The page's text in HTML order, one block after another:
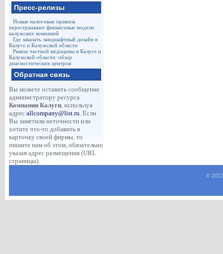
Пресс-релизы
Новые налоговые правила
перестраивают финансовые модели
калужских компаний
Где заказать ландшафтный дизайн в
Калуге и Калужской области
Рынок частной медицины в Калуге и
Калужской области: обзор
диагностических центров
Обратная связь
Вы можете оставить сообщение
администратору ресурса
Компании Калуги, используя
адрес allcompany@list.ru. Если
Вы заметили неточности или
хотите что-то добавить в
карточку своей фирмы, то
пишите нам об этом, обязательно
указав адрес размещения (URL
страницы).
©